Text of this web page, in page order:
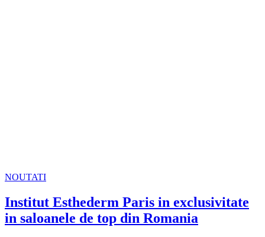
NOUTATI
Institut Esthederm Paris in exclusivitate
in saloanele de top din Romania